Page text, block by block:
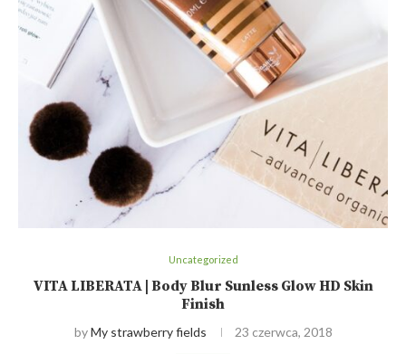
Uncategorized
VITA LIBERATA | Body Blur Sunless Glow HD Skin
Finish
byMy strawberry fields 23 czerwca, 2018